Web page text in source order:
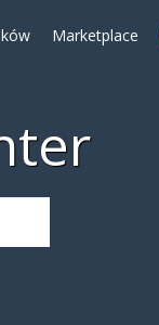
Marketplace